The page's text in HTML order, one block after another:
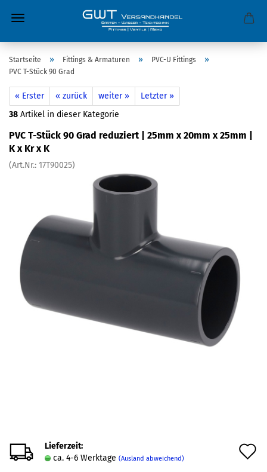
Startseite » Fittings & Armaturen » PVC-U Fittings »
PVC T-Stück 90 Grad
« Erster « zurück weiter »
Letzter »
38 Artikel in dieser Kategorie
PVC T-Stück 90 Grad reduziert | 25mm x 20mm x 25mm |
K x Kr x K
(Art.Nr.: 17T90025)
Lieferzeit:
ca. 4-6 Werktage (Ausland abweichend)